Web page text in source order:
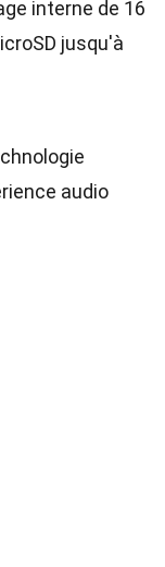
interne de 16
jusqu'à
audio